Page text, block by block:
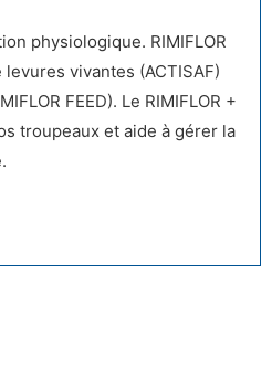
physiologique. RIMIFLOR
vivantes (ACTISAF)
FEED). Le RIMIFLOR +
troupeaux et aide à gérer la